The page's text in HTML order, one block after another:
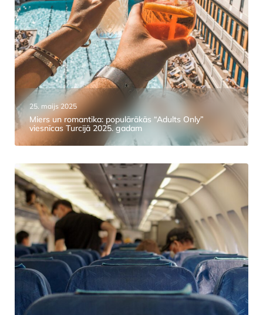
25. maijs 2025
Miers un romantika: populārākās “Adults Only”
viesnīcas Turcijā 2025. gadam